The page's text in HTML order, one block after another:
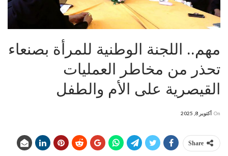
مهم.. اللجنة الوطنية للمرأة بصنعاء
تحذر من مخاطر العمليات
القيصرية على الأم والطفل
On أكتوبر 8, 2025
Share